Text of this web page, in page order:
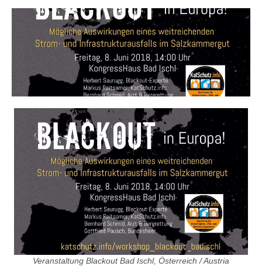
Veranstaltung Blackout Bad Ischl, Österreich / Austria